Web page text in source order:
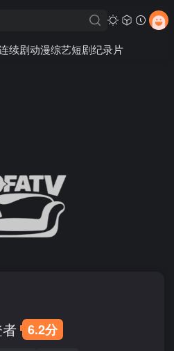
续剧动漫综艺短剧纪录片
6.2分